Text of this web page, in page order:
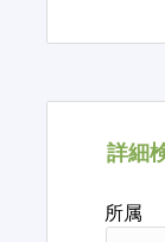
詳細
所属